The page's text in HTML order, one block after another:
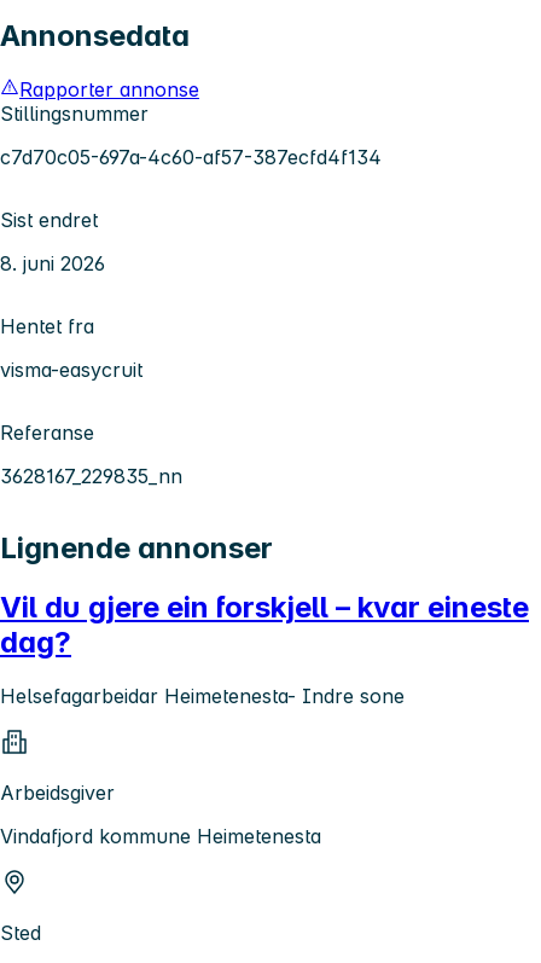
Annonsedata
Rapporter annonse
Stillingsnummer
c7d70c05-697a-4c60-af57-387ecfd4f134
Sist endret
8. juni 2026
Hentet fra
visma-easycruit
Referanse
3628167_229835_nn
Lignende annonser
Vil du gjere ein forskjell – kvar eineste
dag?
Helsefagarbeidar Heimetenesta- Indre sone
Arbeidsgiver
Vindafjord kommune Heimetenesta
Sted